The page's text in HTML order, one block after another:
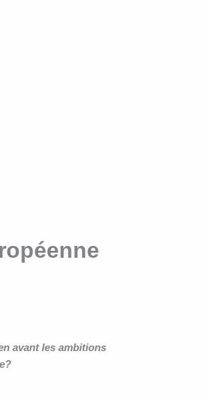
avant les ambitions
?